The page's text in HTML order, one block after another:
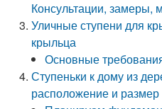
Консультации, замеры,
Уличные ступени для
крыльца
Основные
Ступеньки к дому из
расположение и размер